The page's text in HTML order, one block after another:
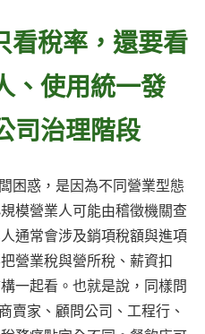
看稅率，還要看
、使用統一發
司治理階段
困惑，是因為不同營業型態
模營業人可能由稽徵機關查
通常會涉及銷項稅額與進項
營業稅與營所稅、薪資扣
一起看。也就是說，同樣問
賣家、顧問公司、工程行、